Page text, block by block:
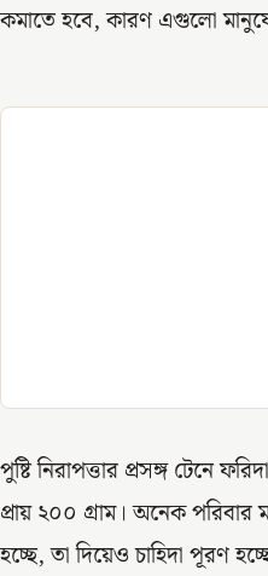
কমাতে হবে, কারণ এগুলো
পুষ্টি নিরাপত্তার প্রসঙ্গ
প্রায় ২০০ গ্রাম। অনেক পরিবার
হচ্ছে, তা দিয়েও চাহিদা পূরণ